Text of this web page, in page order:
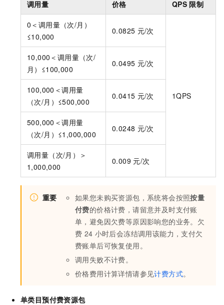
调用量 价格 QPS 限制
0＜调用量（次/月）
≤10,000
0.0825 元/次
1QPS
10,000＜调用量（次/
月）≤100,000
0.0495 元/次
100,000＜调用量
（次/月）≤500,000
0.0415 元/次
500,000＜调用量
（次/月）≤1,000,000
0.0248 元/次
调用量（次/月）＞
1,000,000
0.009 元/次
重要 如果您未购买资源包，系统将会按照按量
付费的价格计费，请留意并及时支付账
单，避免因欠费等原因影响您的业务。欠
费 24 小时后会冻结调用该能力，支付欠
费账单后可恢复使用。
调用失败不计费。
价格费用计算详情请参见计费方式。
单类目预付费资源包